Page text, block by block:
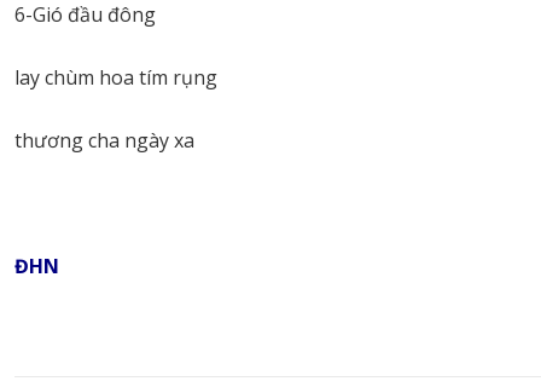
6-Gió đầu đông
lay chùm hoa tím rụng
thương cha ngày xa
ĐHN